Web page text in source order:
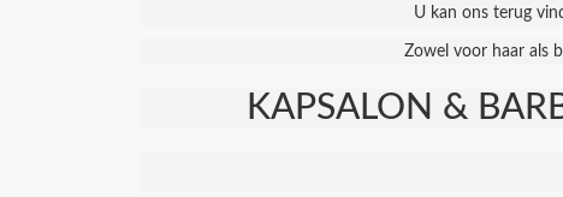
U kan ons terug
Zowel voor haar als
KAPSALON &